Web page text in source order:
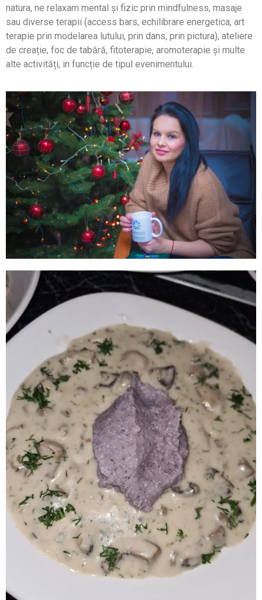
natura, ne relaxam mental și fizic prin mindfulness, masaje
sau diverse terapii (access bars, echilibrare energetica, art
terapie prin modelarea lutului, prin dans, prin pictura), ateliere
de creație, foc de tabără, fitoterapie, aromoterapie și multe
alte activități, in funcție de tipul evenimentului.